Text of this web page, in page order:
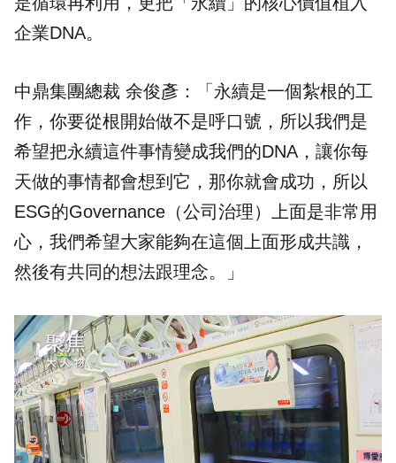
企業DNA。
中鼎集團總裁 余俊彥：「永續是一個紮根的工
作，你要從根開始做不是呼口號，所以我們是
希望把永續這件事情變成我們的DNA，讓你每
天做的事情都會想到它，那你就會成功，所以
ESG的Governance（公司治理）上面是非常用
心，我們希望大家能夠在這個上面形成共識，
然後有共同的想法跟理念。」